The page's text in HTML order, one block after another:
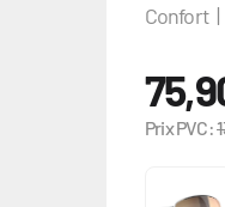
Confort
Prix PVC: